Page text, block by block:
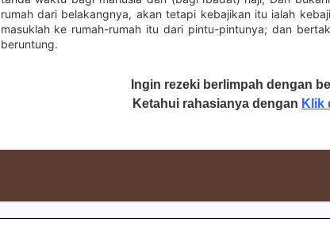
rumah dari belakangnya, akan tetapi kebajikan itu ialah
masuklah ke rumah-rumah itu dari pintu-pintunya; dan
beruntung.
Ingin rezeki berlimpah dengan
Ketahui rahasianya dengan Klik